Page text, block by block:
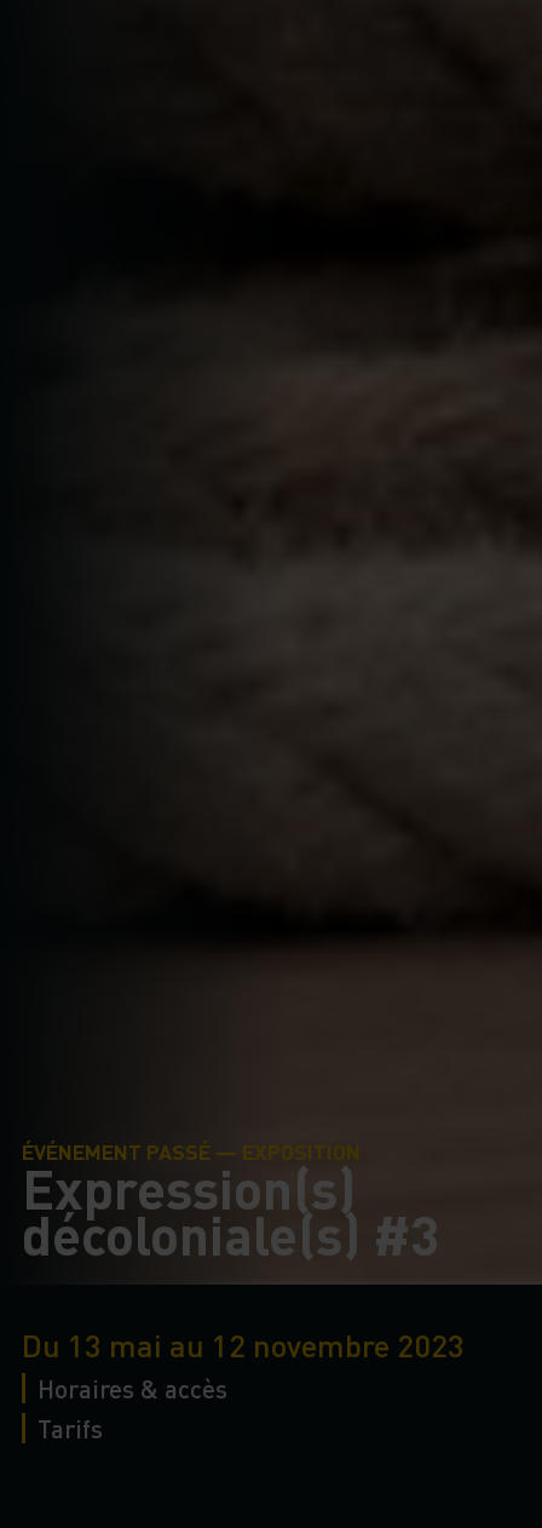
ÉVÉNEMENT PASSÉ — EXPOSITION
Expression(s)
décoloniale(s) #3
Du 13 mai au 12 novembre 2023
Horaires & accès
Tarifs